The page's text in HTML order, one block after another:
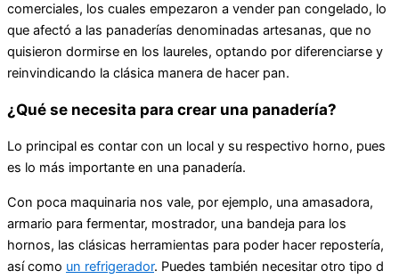
comerciales, los cuales empezaron a vender pan congelado, lo
que afectó a las panaderías denominadas artesanas, que no
quisieron dormirse en los laureles, optando por diferenciarse y
reinvindicando la clásica manera de hacer pan.
¿Qué se necesita para crear una panadería?
Lo principal es contar con un local y su respectivo horno, pues
es lo más importante en una panadería.
Con poca maquinaria nos vale, por ejemplo, una amasadora,
armario para fermentar, mostrador, una bandeja para los
hornos, las clásicas herramientas para poder hacer repostería,
así como un refrigerador. Puedes también necesitar otro tipo d